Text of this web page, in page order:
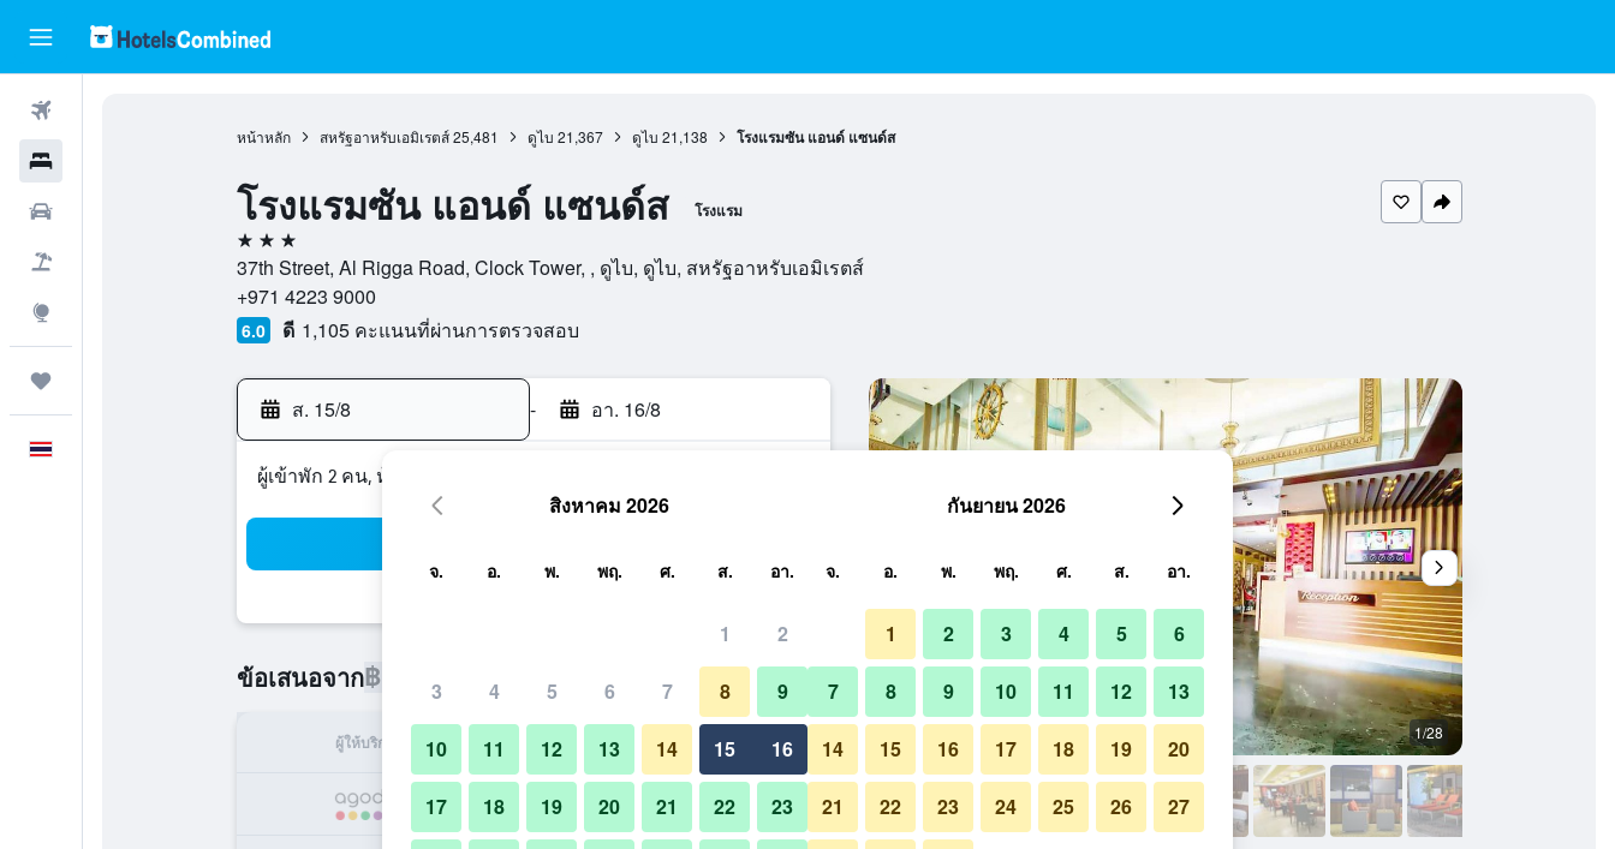
หน้าหลัก สหรัฐอาหรับเอมิเรตส์ 25,481 ดูไบ 21,367 ดูไบ 21,138 โรงแรมซัน แอนด์ แซนด์ส
โรงแรมซัน แอนด์ แซนด์ส โรงแรม
3 ดาว
37th Street, Al Rigga Road, Clock Tower, , ดูไบ, ดูไบ, สหรัฐอาหรับเอมิเรตส์
+971 4223 9000
6.0 ดี 1,105 คะแนนที่ผ่านการตรวจสอบ
ส. 15/8 - อา. 16/8
ผู้เข้าพัก 2 คน, ห้องพัก 1 ห้อง
ข้อเสนอจาก฿1,063
ผู้ให้บริการ ทั้งหมด (ต่อคืน)
฿1,063 เช็คดีล
ล็อบบี้ 1/28
สิงหาคม 2026
จ. อ. พ. พฤ. ศ. ส. อา.
1 2
3 4 5 6 7 8 9
10 11 12 13 14 15 16
17 18 19 20 21 22 23
กันยายน 2026
จ. อ. พ. พฤ. ศ. ส. อา.
1 2 3 4 5 6
7 8 9 10 11 12 13
14 15 16 17 18 19 20
21 22 23 24 25 26 27